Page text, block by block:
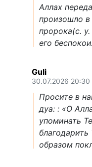
Аллах
произошло
пророка(с.
его
Guli
30.07.2026 20:30
Просите в
дуа: : «О
упоминать
образом